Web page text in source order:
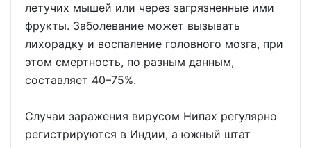
летучих мышей или через загрязненные ими
фрукты. Заболевание может вызывать
лихорадку и воспаление головного мозга, при
этом смертность, по разным данным,
составляет 40–75%.
Случаи заражения вирусом Нипах регулярно
регистрируются в Индии, а южный штат